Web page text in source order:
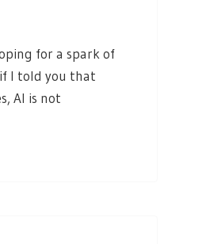
for a spark of
if I told you that
AI is not